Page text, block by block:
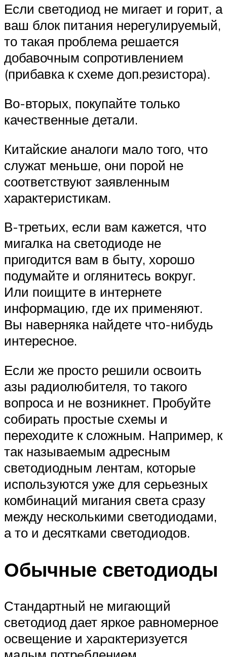
Если светодиод не мигает и горит, а
ваш блок питания нерегулируемый,
то такая проблема решается
добавочным сопротивлением
(прибавка к схеме доп.резистора).
Во-вторых, покупайте только
качественные детали.
Китайские аналоги мало того, что
служат меньше, они порой не
соответствуют заявленным
характеристикам.
В-третьих, если вам кажется, что
мигалка на светодиоде не
пригодится вам в быту, хорошо
подумайте и оглянитесь вокруг.
Или поищите в интернете
информацию, где их применяют.
Вы наверняка найдете что-нибудь
интересное.
Если же просто решили освоить
азы радиолюбителя, то такого
вопроса и не возникнет. Пробуйте
собирать простые схемы и
переходите к сложным. Например, к
так называемым адресным
светодиодным лентам, которые
используются уже для серьезных
комбинаций мигания света сразу
между несколькими светодиодами,
а то и десятками светодиодов.
Обычные светодиоды
Стандартный не мигающий
светодиод дает яркое равномерное
освещение и хаpaктеризуется